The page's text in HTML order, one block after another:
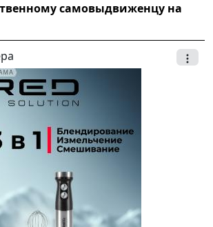
самовыдвиженцу на